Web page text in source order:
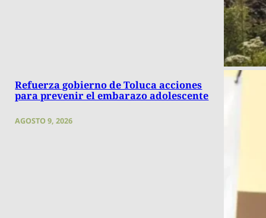
Refuerza gobierno de Toluca acciones
para prevenir el embarazo adolescente
AGOSTO 9, 2026